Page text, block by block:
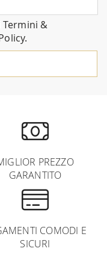
Termini &
.
PREZZO
GARANTITO
COMODI E
SICURI